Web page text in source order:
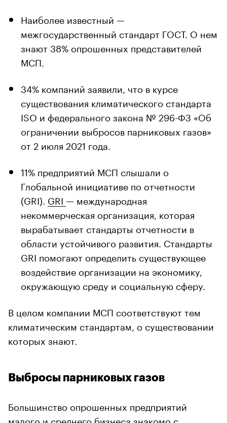
Наиболее известный —
межгосударственный стандарт ГОСТ. О нем
знают 38% опрошенных представителей
МСП.
34% компаний заявили, что в курсе
существования климатического стандарта
ISO и федерального закона № 296-ФЗ «Об
ограничении выбросов парниковых газов»
от 2 июля 2021 года.
11% предприятий МСП слышали о
Глобальной инициативе по отчетности
(GRI). GRI — международная
некоммерческая организация, которая
вырабатывает стандарты отчетности в
области устойчивого развития. Стандарты
GRI помогают определить существующее
воздействие организации на экономику,
окружающую среду и социальную сферу.
В целом компании МСП соответствуют тем
климатическим стандартам, о существовании
которых знают.
Выбросы парниковых газов
Большинство опрошенных предприятий
малого и среднего бизнеса знакомо с